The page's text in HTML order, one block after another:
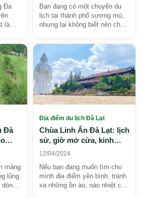
Đa
là
Bạn đang có một chuyến du
lịch tại thành phố sương mù,
nhưng lại không biết nên chọn
Vậy Đồi Chè Cầu Đấ...
Đà
màng
lũng
dòng
Địa điểm du lịch Đà Lạt
Chùa Linh Ẩn Đà Lạt: lịch
sử, giờ mở cửa, kinh
nghiệm vãn cảnh 2026
12/04/2024
Nếu bạn đang muốn tìm cho
mình địa điểm yên bình, tránh
xa những ồn ào, náo nhiệt của